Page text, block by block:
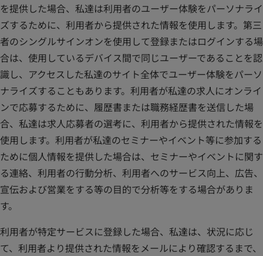
を提供した場合、私達は利用者のユーザー体験をパーソナライ
ズするために、利用者から提供された情報を使用します。第三
者のシングルサインオンを使用して登録またはログインする場
合は、使用しているデバイス間で同じユーザーであることを認
識し、アクセスした私達のサイト全体でユーザー体験をパーソ
ナライズすることもあります。利用者が私達の求人にオンライ
ンで応募するために、履歴書または職務経歴書を送信した場
合、私達は求人応募者の選考に、利用者から提供された情報を
使用します。利用者が私達のセミナーやイベント等に参加する
ために個人情報を提供した場合は、セミナーやイベントに関す
る連絡、利用者の行動分析、利用者へのサービス向上、広告、
宣伝および営業をする等の目的で分析等をする場合がありま
す。
利用者が特定サービスに登録した場合、私達は、状況に応じ
て、利用者より提供された情報をメールにより確認するまで、